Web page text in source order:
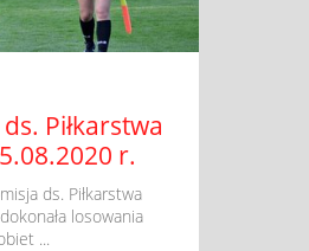
Piłkarstwa
r.
ds. Piłkarstwa
losowania
...